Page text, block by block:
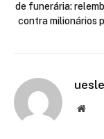
de funerária:
contra milionários